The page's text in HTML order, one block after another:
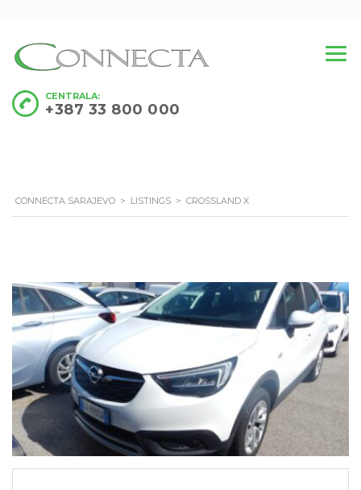
CENTRALA:
+387 33 800 000
CONNECTA SARAJEVO > LISTINGS > CROSSLAND X